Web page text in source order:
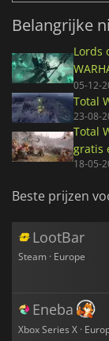
Belangrijke
Lords
05-12-
Total
23-08-
Total
gratis
18-05-
Beste prijzen
LootBar
Steam · Europe
Eneba
Xbox Series X ·